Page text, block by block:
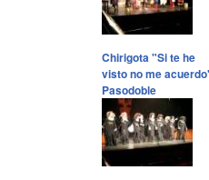
Chirigota "Si te he
visto no me
Pasodoble